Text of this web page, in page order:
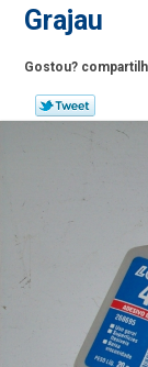
Grajau
Gostou?